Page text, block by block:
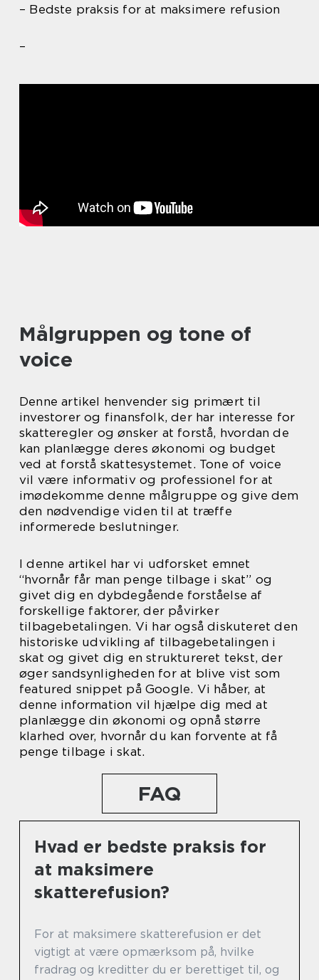
– Bedste praksis for at maksimere refusion
–
Målgruppen og tone of
voice
Denne artikel henvender sig primært til
investorer og finansfolk, der har interesse for
skatteregler og ønsker at forstå, hvordan de
kan planlægge deres økonomi og budget
ved at forstå skattesystemet. Tone of voice
vil være informativ og professionel for at
imødekomme denne målgruppe og give dem
den nødvendige viden til at træffe
informerede beslutninger.
I denne artikel har vi udforsket emnet
“hvornår får man penge tilbage i skat” og
givet dig en dybdegående forståelse af
forskellige faktorer, der påvirker
tilbagebetalingen. Vi har også diskuteret den
historiske udvikling af tilbagebetalingen i
skat og givet dig en struktureret tekst, der
øger sandsynligheden for at blive vist som
featured snippet på Google. Vi håber, at
denne information vil hjælpe dig med at
planlægge din økonomi og opnå større
klarhed over, hvornår du kan forvente at få
penge tilbage i skat.
FAQ
Hvad er bedste praksis for
at maksimere
skatterefusion?
For at maksimere skatterefusion er det
vigtigt at være opmærksom på, hvilke
fradrag og kreditter du er berettiget til, og